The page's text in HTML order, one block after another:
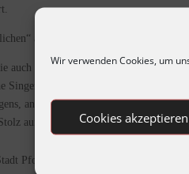
Wir verwenden Cookies, um
Cookies akzeptieren
an dieser Stelle sehr herzlich.
auch weiterhin mit soviel Elan,
Singergesellschaft engagiert sich in
an dem sicher auch der Jubilar
auf seine Herkunft als „Phorcensis“
Pforzheim